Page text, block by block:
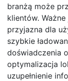
branżą może
klientów.
przyjazna dla
szybkie
doświadczenia
optymalizacja
uzupełnienie